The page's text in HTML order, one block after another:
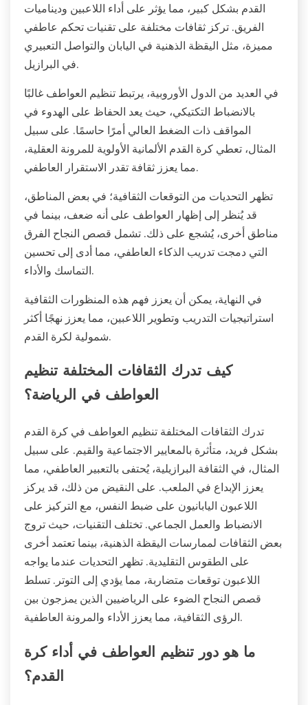
القدم بشكل كبير، مما يؤثر على أداء اللاعبين وديناميات
الفريق. تركز ثقافات مختلفة على تقنيات تحكم عاطفي
مميزة، مثل اليقظة الذهنية في اليابان والتواصل التعبيري
في البرازيل.
في العديد من الدول الأوروبية، يرتبط تنظيم العواطف غالبًا
بالانضباط التكتيكي، حيث يعد الحفاظ على الهدوء في
المواقف ذات الضغط العالي أمرًا حاسمًا. على سبيل
المثال، تعطي كرة القدم الألمانية الأولوية للمرونة العقلية،
مما يعزز ثقافة تقدر الاستقرار العاطفي.
تظهر التحديات من التوقعات الثقافية؛ في بعض المناطق،
قد يُنظر إلى إظهار العواطف على أنه ضعف، بينما في
مناطق أخرى، يُشجع على ذلك. تشمل قصص النجاح الفرق
التي دمجت تدريب الذكاء العاطفي، مما أدى إلى تحسين
التماسك والأداء.
في النهاية، يمكن أن يعزز فهم هذه المنظورات الثقافية
استراتيجيات التدريب وتطوير اللاعبين، مما يعزز نهجًا أكثر
شمولية لكرة القدم.
كيف تدرك الثقافات المختلفة تنظيم
العواطف في الرياضة؟
تدرك الثقافات المختلفة تنظيم العواطف في كرة القدم
بشكل فريد، متأثرة بالمعايير الاجتماعية والقيم. على سبيل
المثال، في الثقافة البرازيلية، يُحتفى بالتعبير العاطفي، مما
يعزز الإبداع في الملعب. على النقيض من ذلك، قد يركز
اللاعبون اليابانيون على ضبط النفس، مع التركيز على
الانضباط والعمل الجماعي. تختلف التقنيات، حيث تروج
بعض الثقافات لممارسات اليقظة الذهنية، بينما تعتمد أخرى
على الطقوس التقليدية. تظهر التحديات عندما يواجه
اللاعبون توقعات متضاربة، مما يؤدي إلى التوتر. تسلط
قصص النجاح الضوء على الرياضيين الذين يمزجون بين
الرؤى الثقافية، مما يعزز الأداء والمرونة العاطفية.
ما هو دور تنظيم العواطف في أداء كرة
القدم؟